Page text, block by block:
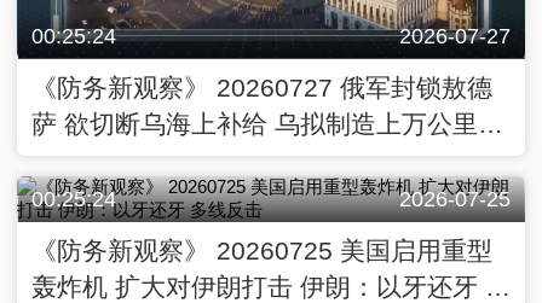
00:25:24 2026-07-27
《防务新观察》 20260727 俄军封锁敖德
萨 欲切断乌海上补给 乌拟制造上万公里射
00:25:24 2026-07-25
《防务新观察》 20260725 美国启用重型
轰炸机 扩大对伊朗打击 伊朗：以牙还牙 多